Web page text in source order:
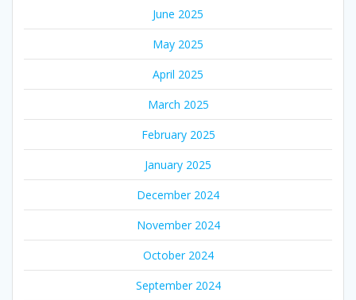
June 2025
May 2025
April 2025
March 2025
February 2025
January 2025
December 2024
November 2024
October 2024
September 2024